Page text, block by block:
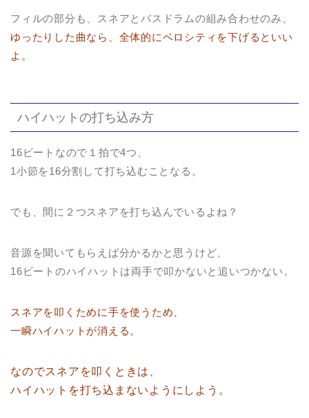
フィルの部分も、スネアとバスドラムの組み合わせのみ。
ゆったりした曲なら、全体的にベロシティを下げるといい
よ。
ハイハットの打ち込み方
16ビートなので １拍で4つ、
1小節を16分割して打ち込むことなる。
でも、間に２つスネアを打ち込んでいるよね？
音源を聞いてもらえば分かるかと思うけど、
16ビートのハイハットは両手で叩かないと追いつかない。
スネアを叩くために手を使うため、
一瞬ハイハットが消える。
なのでスネアを叩くときは、
ハイハットを打ち込まないようにしよう。